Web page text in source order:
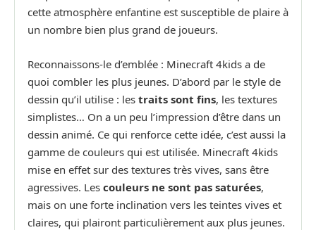
cette atmosphère enfantine est susceptible de plaire à
un nombre bien plus grand de joueurs.
Reconnaissons-le d’emblée : Minecraft 4kids a de
quoi combler les plus jeunes. D’abord par le style de
dessin qu’il utilise : les traits sont fins, les textures
simplistes… On a un peu l’impression d’être dans un
dessin animé. Ce qui renforce cette idée, c’est aussi la
gamme de couleurs qui est utilisée. Minecraft 4kids
mise en effet sur des textures très vives, sans être
agressives. Les couleurs ne sont pas saturées,
mais on une forte inclination vers les teintes vives et
claires, qui plairont particulièrement aux plus jeunes.